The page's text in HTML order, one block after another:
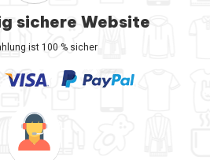
sichere Website
ist 100 % sicher